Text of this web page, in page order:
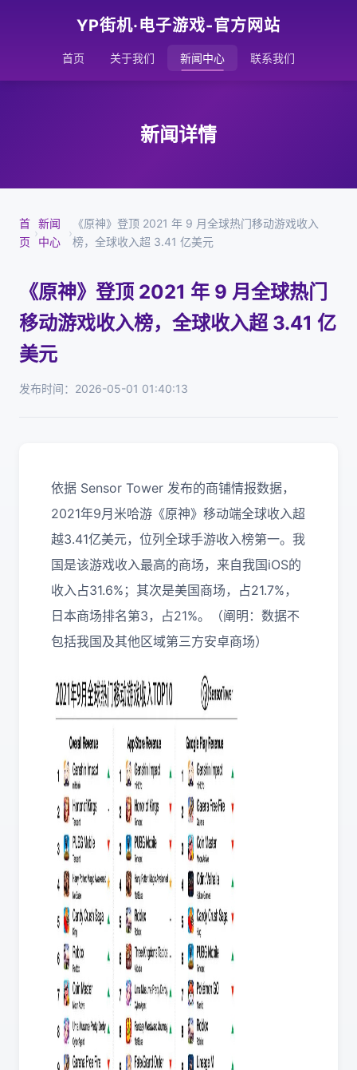
YP街机·电子游戏-官方网站
首页 关于我们 新闻中心 联系我们
新闻详情
首
页
›
新闻
中心
›
《原神》登顶 2021 年 9 月全球热门移动游戏收入
榜，全球收入超 3.41 亿美元
《原神》登顶 2021 年 9 月全球热门
移动游戏收入榜，全球收入超 3.41 亿
美元
发布时间：2026-05-01 01:40:13
依据 Sensor Tower 发布的商铺情报数据，
2021年9月米哈游《原神》移动端全球收入超
越3.41亿美元，位列全球手游收入榜第一。我
国是该游戏收入最高的商场，来自我国iOS的
收入占31.6%；其次是美国商场，占21.7%，
日本商场排名第3，占21%。（阐明：数据不
包括我国及其他区域第三方安卓商场）